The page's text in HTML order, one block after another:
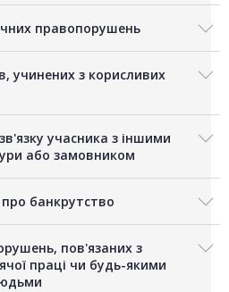
правопорушень
учинених з корисливих
учасника з іншими
або замовником
банкрутство
пов'язаних з
праці чи будь-якими